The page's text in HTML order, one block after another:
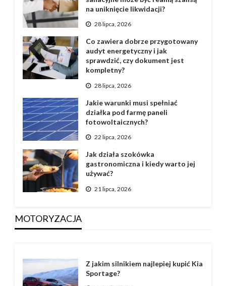
na uniknięcie likwidacji?
28 lipca, 2026
Co zawiera dobrze przygotowany
audyt energetyczny i jak
sprawdzić, czy dokument jest
kompletny?
28 lipca, 2026
Jakie warunki musi spełniać
działka pod farmę paneli
fotowoltaicznych?
22 lipca, 2026
Jak działa szokówka
gastronomiczna i kiedy warto jej
używać?
21 lipca, 2026
MOTORYZACJA
Z jakim silnikiem najlepiej kupić Kia
Sportage?